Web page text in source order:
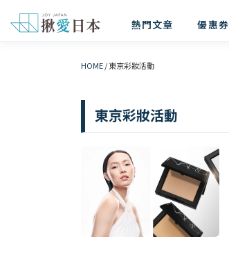
熱門文章 優惠券
HOME/東京彩妝活動
東京彩妝活動